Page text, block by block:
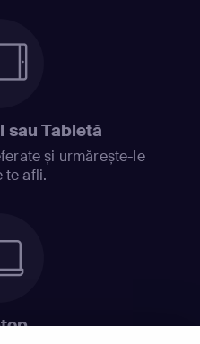
sau Tabletă
și urmărește-le
te afli.